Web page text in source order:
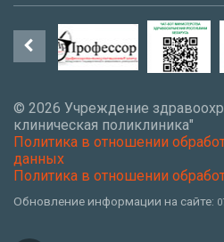
© 2026 Учреждение
клиническая поликлиника"
Политика в отношении
данных
Политика в отношении
Обновление информации на сайте: